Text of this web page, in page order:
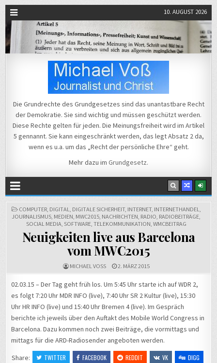
10. AUGUST 2026
Michael Voß
Die Grundrechte des Grundgesetzes sind das unantastbare Recht
der Demokratie. Sie sind wichtig und müssen geschützt werden.
Diese Rechte gelten für jeden. Die Meinungsfreiheit wird im Artikel
5 gennannt. Sie kann eingeschränkt werden, das legt Absatz 2 da,
wenn es u.a. um das „Recht der persönliche Ehre“ geht.
Mehr dazu im Grundgesetz.
POSTED
IN
COMPUTER, DIGITAL, DIGITALE SICHERHEIT, INTERNET, INTERNETHANDEL,
JOURNALISMUS, MEDIEN, MWC2015, NACHRICHTEN, RADIO, RADIOBEITRÄGE,
SOCIAL MEDIA, SOFTWARE, TELEKOMMUNIKATION, WMCBEITRAG
Neuigkeiten live aus Barcelona
vom MWC2015
MICHAEL VOSS 2. MÄRZ 2015
02.03.15 – Der Tag geht früh los. Um 5:45 Uhr starte ich auf WDR 2,
es folgt 7:20 Uhr MDR INFO (live), 7:40 Uhr SR 2 Kultur (live), 15:30
Uhr HR INFO (live) und 15:40 Uhr Bremen 4 (live). Im Gespräch
berichte ich jeweils über den Auftakt des Mobile World Congress in
Barcelona. Dazu kommen noch zwei Beiträge, die vormittags und
mittags für die ARD-Radiosender angeboten werden.
Share:
TWITTER FACEBOOK REDDIT VK
DIGG